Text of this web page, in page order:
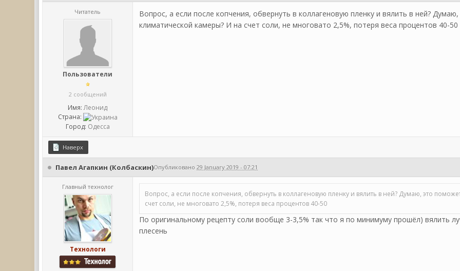
Читатель
Пользователи
2 сообщений
Имя: Леонид
Страна:
Город: Одесса
Вопрос, а если после копчения, обвернуть в коллагеновую пленку и вялить в ней?
климатической камеры? И на счет соли, не многовато 2,5%, потеря веса процентов 40-50
Наверх
Павел Агапкин (Колбаскин)Опубликовано29 January 2019 - 07:21
Главный технолог
Технологи
Вопрос, а если после копчения, обвернуть в коллагеновую пленку и вялить в ней? Думаю, это
счет соли, не многовато 2,5%, потеря веса процентов 40-50
По оригинальному рецепту соли вообще 3-3,5% так что я по минимуму прошёл) вялить
плесень